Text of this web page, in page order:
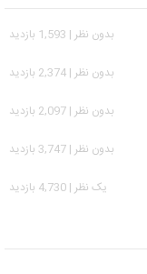
بدون نظر | 1,593 بازدید
بدون نظر | 2,374 بازدید
بدون نظر | 2,097 بازدید
بدون نظر | 3,747 بازدید
يک نظر | 4,730 بازدید